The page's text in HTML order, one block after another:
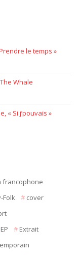
le temps »
Whale
« Si j’pouvais »
francophone
Folk
cover
EP
Extrait